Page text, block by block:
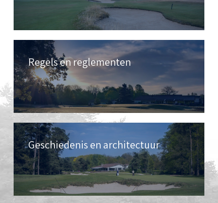
Regels en reglementen
Geschiedenis en architectuur